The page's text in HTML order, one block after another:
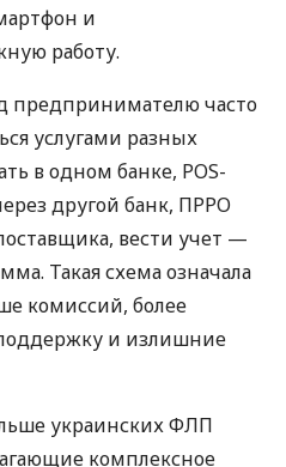
и
работу.
предпринимателю часто
услугами разных
в одном банке, POS-
другой банк, ПРРО
вести учет —
Такая схема означала
комиссий, более
и излишние
украинских ФЛП
комплексное